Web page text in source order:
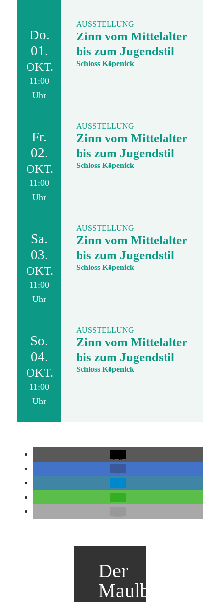
Do.
01.
OKT.
11:00
Uhr
AUSSTELLUNG
Zinn vom Mittelalter
bis zum Jugendstil
Schloss Köpenick
Fr.
02.
OKT.
11:00
Uhr
AUSSTELLUNG
Zinn vom Mittelalter
bis zum Jugendstil
Schloss Köpenick
Sa.
03.
OKT.
11:00
Uhr
AUSSTELLUNG
Zinn vom Mittelalter
bis zum Jugendstil
Schloss Köpenick
So.
04.
OKT.
11:00
Uhr
AUSSTELLUNG
Zinn vom Mittelalter
bis zum Jugendstil
Schloss Köpenick
Der
Maulbär